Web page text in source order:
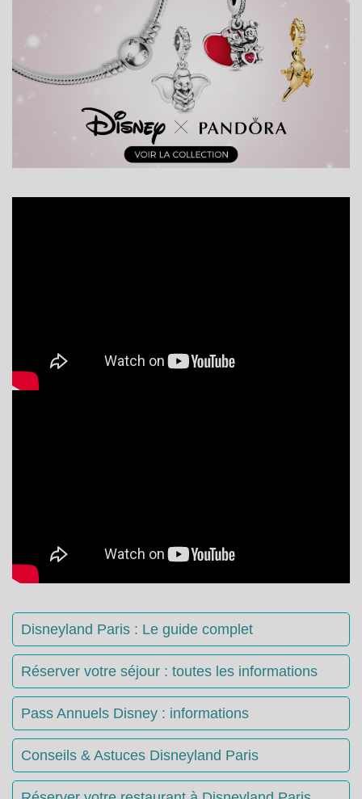
Disneyland Paris : Le guide complet
Réserver votre séjour : toutes les informations
Pass Annuels Disney : informations
Conseils & Astuces Disneyland Paris